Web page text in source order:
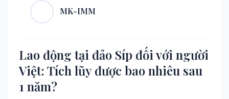
MK-IMM
Lao động tại đảo Síp đối với người
Việt: Tích lũy được bao nhiêu sau
1 năm?